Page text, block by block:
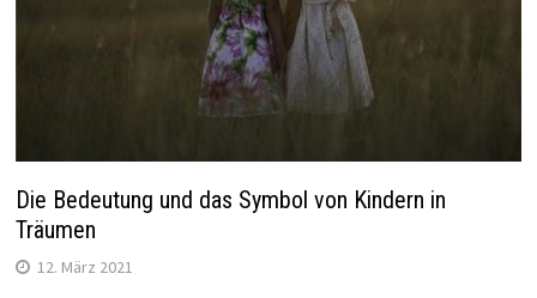
Die Bedeutung und das Symbol von Kindern in
Träumen
12. März 2021